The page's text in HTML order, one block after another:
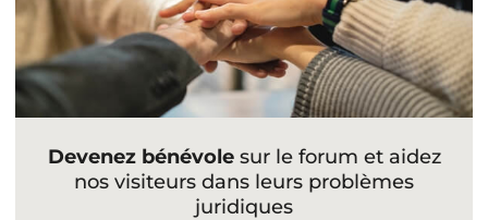
Devenez bénévolesur le forum et aidez
nos visiteurs dans leurs problèmes
juridiques